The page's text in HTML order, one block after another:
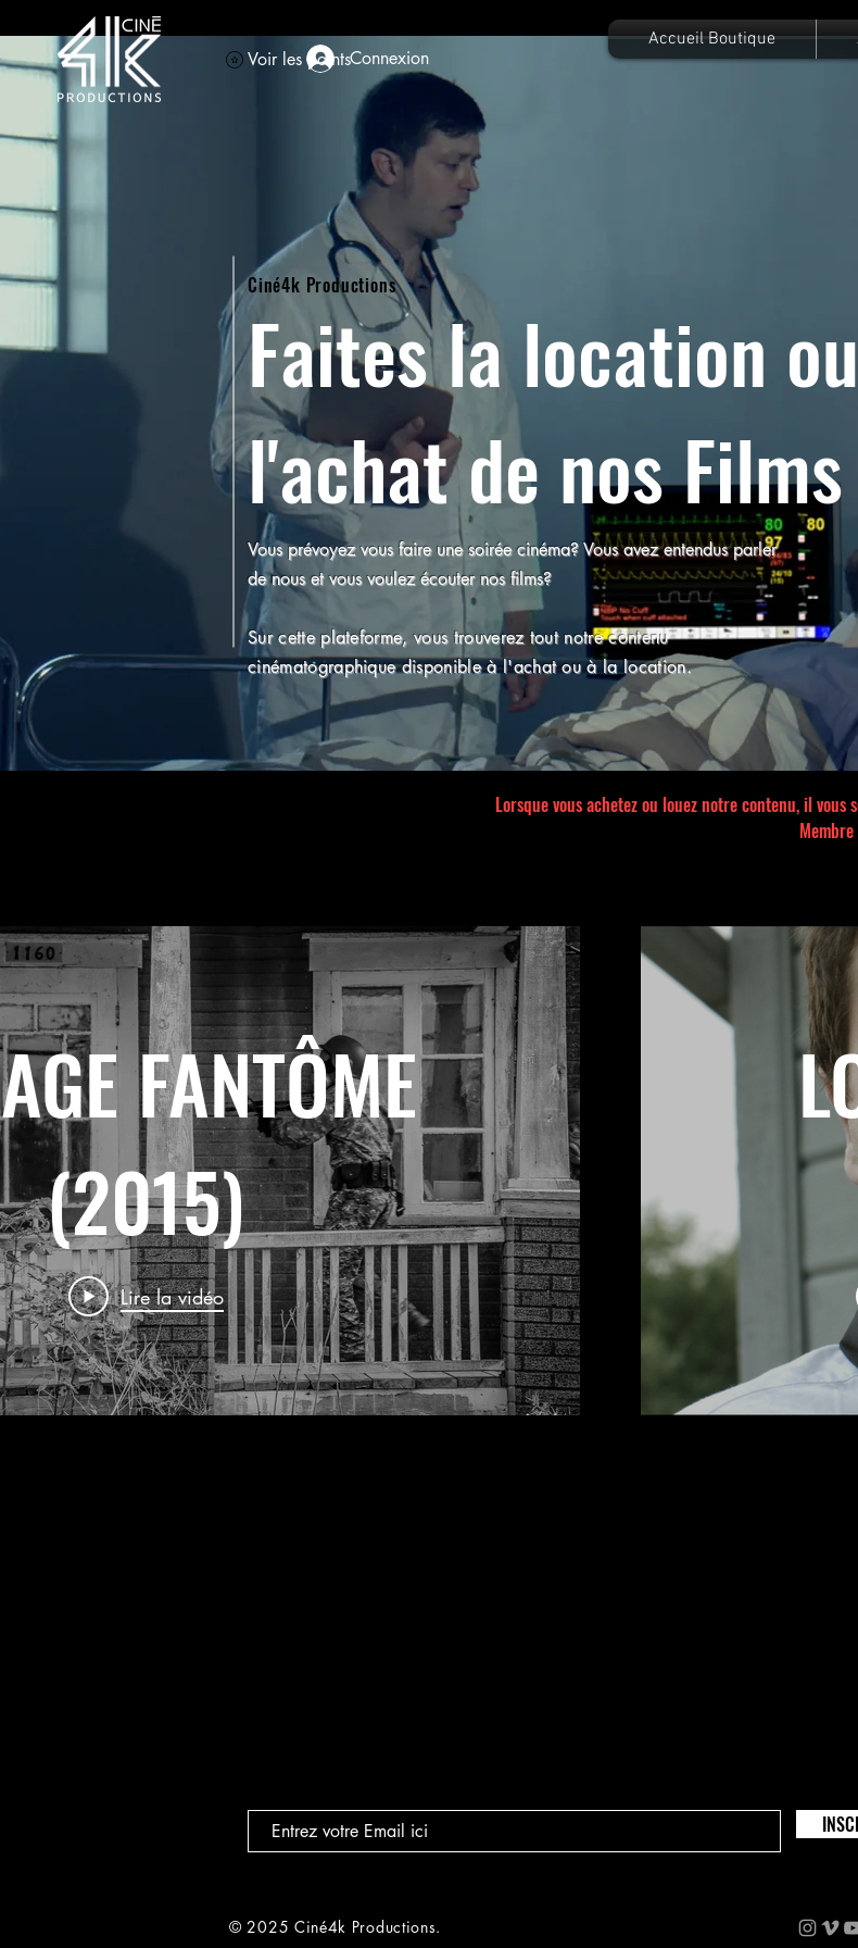
Voir les points
Accueil Boutique
Connexion
Faites la location ou
l'achat de nos Films
Ciné4k Productions
Vous prévoyez vous faire une soirée cinéma? Vous avez entendus parler
de nous et vous voulez écouter nos films?
Sur cette plateforme,vous trouverez tout notre contenu
cinématographique disponible à l'achat ou à la location.
Lorsque vous achetez ou louez notre contenu, il
FANTÔME
(2015)
Lire la vidéo
© 2025 Ciné4k Productions.